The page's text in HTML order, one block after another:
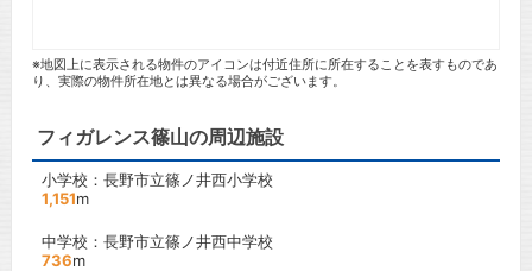
※地図上に表示される物件のアイコンは付近住所に所在することを表すものであ
り、実際の物件所在地とは異なる場合がございます。
フィガレンス篠山の周辺施設
小学校：長野市立篠ノ井西小学校
1,151m
中学校：長野市立篠ノ井西中学校
736m